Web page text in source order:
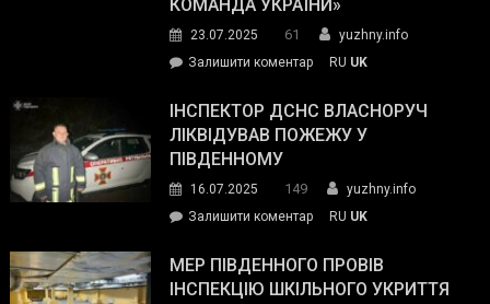
гуманітарну
допомогу
КОМАНДА УКРАЇНИ»
23.07.2025 61
yuzhny.info
Залишити коментарon
провів
нараду
силових
та
органів:
«Наш
RU UK
ІНСПЕКТОР ДСНС ВЛАСНОРУЧ
ЛІКВІДУВАВ ПОЖЕЖУ У
ПІВДЕННОМУ
16.07.2025 149
yuzhny.info
Залишити коментарon
ДСНС
власноруч
RU UK
МЕР ПІВДЕННОГО ПРОВІВ
ІНСПЕКЦІЮ ШКІЛЬНОГО УКРИТТЯ